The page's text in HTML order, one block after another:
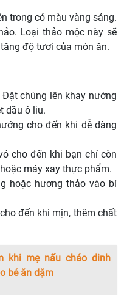
trong có màu vàng sáng.
Loại thảo mộc này sẽ
độ tươi của món ăn.
chúng lên khay nướng
dầu ô liu.
cho đến khi dễ dàng
cho đến khi bạn chỉ còn
máy xay thực phẩm.
hoặc hương thảo vào bí
đến khi mịn, thêm chất
khi mẹ nấu cháo dinh
bé ăn dặm